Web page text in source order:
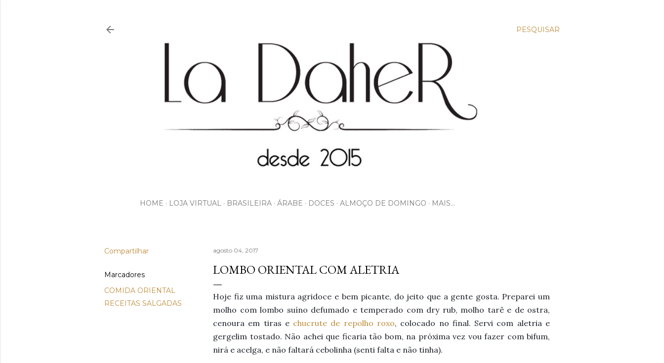
PESQUISAR
HOME LOJA VIRTUAL BRASILEIRA ÁRABE DOCES ALMOÇO DE DOMINGO MAIS…
Compartilhar
Marcadores
COMIDA ORIENTAL
RECEITAS SALGADAS
agosto 04, 2017
LOMBO ORIENTAL COM ALETRIA
Hoje fiz uma mistura agridoce e bem picante, do jeito que a gente gosta. Preparei um
molho com lombo suíno defumado e temperado com dry rub, molho tarê e de ostra,
cenoura em tiras e chucrute de repolho roxo, colocado no final. Servi com aletria e
gergelim tostado. Não achei que ficaria tão bom, na próxima vez vou fazer com bifum,
nirá e acelga, e não faltará cebolinha (senti falta e não tinha).